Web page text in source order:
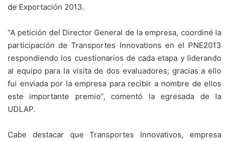
de Exportación 2013.
“A petición del Director General de la empresa, coordiné la
participación de Transportes Innovations en el PNE2013
respondiendo los cuestionarios de cada etapa y liderando
al equipo para la visita de dos evaluadores; gracias a ello
fui enviada por la empresa para recibir a nombre de ellos
este importante premio”, comentó la egresada de la
UDLAP.
Cabe destacar que Transportes Innovativos, empresa